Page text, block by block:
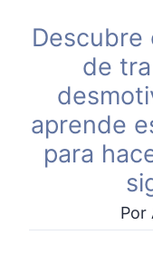
Descubre
de
aprende
para
Por